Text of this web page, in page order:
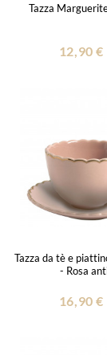
Tazza
12,90 €
Tazza da tè e
- Rosa
16,90 €